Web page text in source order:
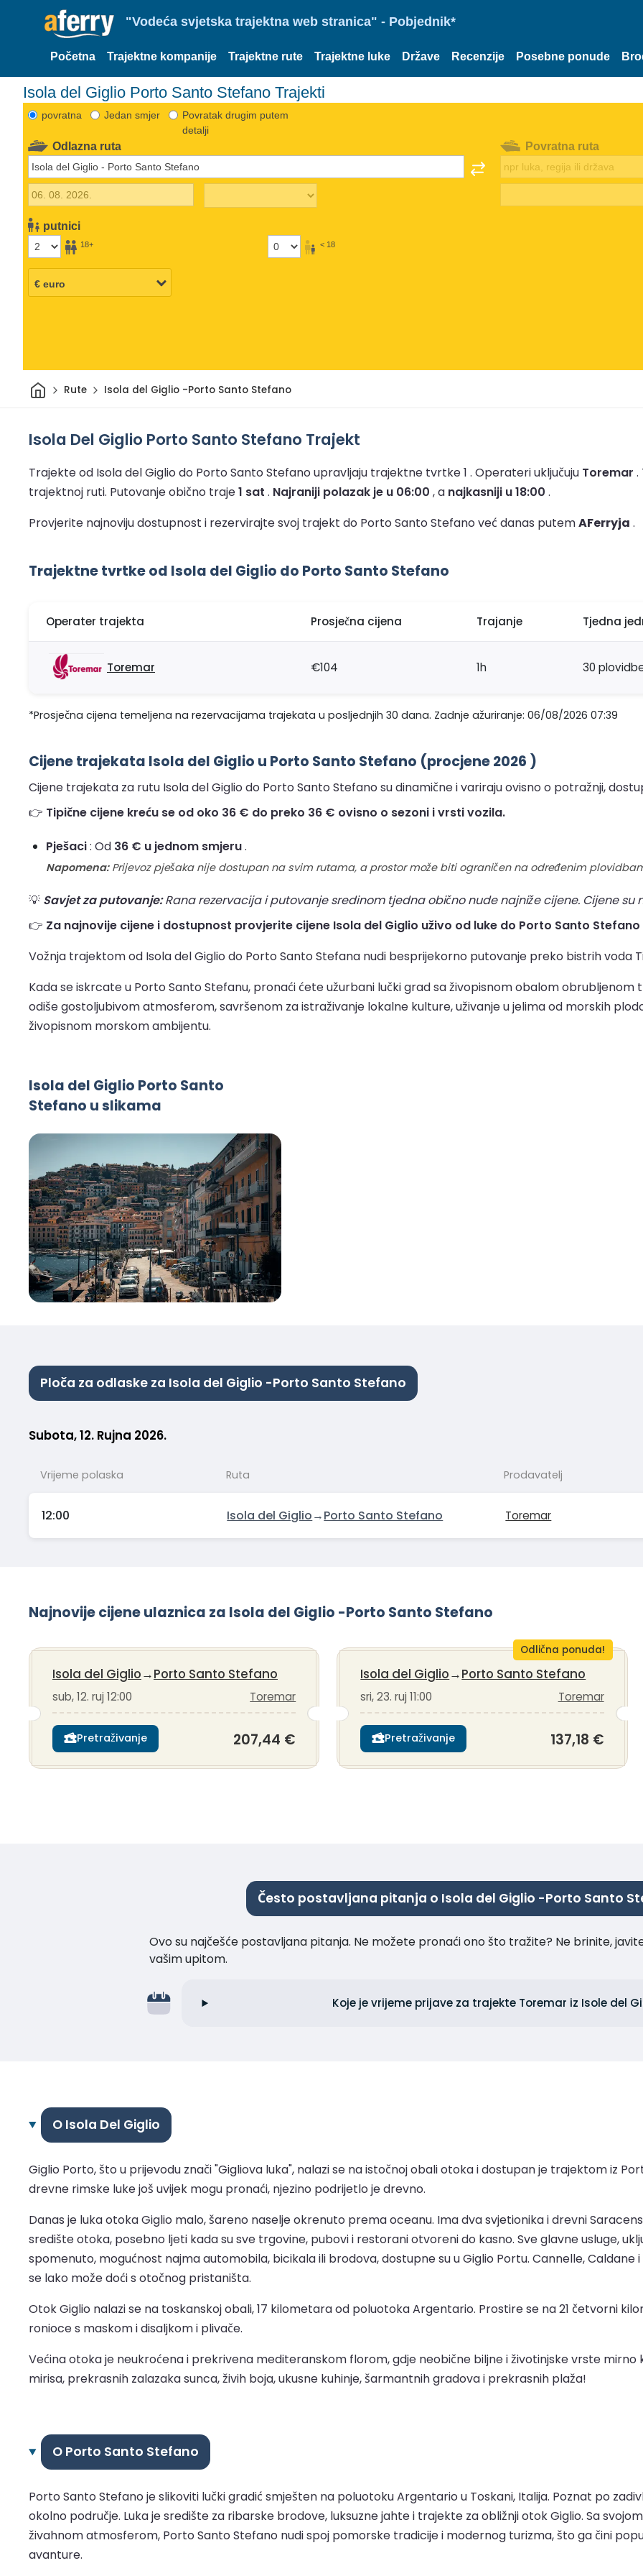
"Vodeća svjetska trajektna web stranica" - Pobjednik*
Početna Trajektne kompanije Trajektne rute Trajektne luke Države Recenzije Posebne ponude
Isola del Giglio Porto Santo Stefano Trajekti
povratna Jedan smjer
Povratak drugim putem
detalji
Odlazna ruta
putnici
18+ < 18
Povratna ruta
DomRute Isola del Giglio -Porto Santo Stefano
Isola Del Giglio Porto Santo Stefano Trajekt
Trajekte od Isola del Giglio do Porto Santo Stefano upravljaju trajektne tvrtke 1 . Operateri uključuju Toremar .
trajektnoj ruti. Putovanje obično traje1 sat . Najraniji polazak je u 06:00 , a najkasniji u 18:00 .
Provjerite najnoviju dostupnost i rezervirajte svoj trajekt do Porto Santo Stefano već danas putemAFerryja .
Trajektne tvrtke od Isola del Giglio do Porto Santo Stefano
Operater trajekta Prosječna cijena Trajanje Tjedna
Toremar €104 1h 30
*Prosječna cijena temeljena na rezervacijama trajekata u posljednjih 30 dana. Zadnje ažuriranje: 06/08/2026 07:39
Cijene trajekata Isola del Giglio u Porto Santo Stefano (procjene 2026 )
Cijene trajekata za rutu Isola del Giglio do Porto Santo Stefano su dinamične i variraju ovisno o potražnji,
👉 Tipične cijene kreću se od oko 36 € do preko 36 € ovisno o sezoni i vrsti vozila.
Pješaci: Od 36 € u jednom smjeru.
Napomena:Prijevoz pješaka nije dostupan na svim rutama, a prostor može biti ograničen na određenim
💡 Savjet za putovanje:Rana rezervacija i putovanje sredinom tjedna obično nude najniže cijene. Cijene su
👉 Za najnovije cijene i dostupnost provjerite cijene Isola del Giglio uživo od luke do Porto Santo Stefano
Vožnja trajektom od Isola del Giglio do Porto Santo Stefana nudi besprijekorno putovanje preko bistrih voda
Kada se iskrcate u Porto Santo Stefanu, pronaći ćete užurbani lučki grad sa živopisnom obalom
odiše gostoljubivom atmosferom, savršenom za istraživanje lokalne kulture, uživanje u jelima od morskih
živopisnom morskom ambijentu.
Isola del Giglio Porto Santo
Stefano u slikama
Ploča za odlaske za Isola del Giglio -Porto Santo Stefano
Subota, 12. Rujna 2026.
Vrijeme polaska Ruta Prodavatelj
12:00 Isola del Giglio→Porto Santo Stefano Toremar
Najnovije cijene ulaznica za Isola del Giglio -Porto Santo Stefano
Isola del Giglio→Porto Santo Stefano
sub, 12. ruj 12:00 Toremar
Pretraživanje 207,44 €
Odlična ponuda!
Isola del Giglio→Porto Santo Stefano
sri, 23. ruj 11:00 Toremar
Pretraživanje 137,18 €
Često postavljana pitanja o Isola del Giglio -Porto Santo
Ovo su najčešće postavljana pitanja. Ne možete pronaći ono što tražite? Ne brinite,
vašim upitom.
Koje je vrijeme prijave za trajekte Toremar iz Isole del
O Isola Del Giglio
Giglio Porto, što u prijevodu znači "Gigliova luka", nalazi se na istočnoj obali otoka i dostupan je trajektom iz
drevne rimske luke još uvijek mogu pronaći, njezino podrijetlo je drevno.
Danas je luka otoka Giglio malo, šareno naselje okrenuto prema oceanu. Ima dva svjetionika i drevni
središte otoka, posebno ljeti kada su sve trgovine, pubovi i restorani otvoreni do kasno. Sve glavne usluge,
spomenuto, mogućnost najma automobila, bicikala ili brodova, dostupne su u Giglio Portu. Cannelle, Caldane
se lako može doći s otočnog pristaništa.
Otok Giglio nalazi se na toskanskoj obali, 17 kilometara od poluotoka Argentario. Prostire se na 21 četvorni
ronioce s maskom i disaljkom i plivače.
Većina otoka je neukroćena i prekrivena mediteranskom florom, gdje neobične biljne i životinjske vrste
mirisa, prekrasnih zalazaka sunca, živih boja, ukusne kuhinje, šarmantnih gradova i prekrasnih plaža!
O Porto Santo Stefano
Porto Santo Stefano je slikoviti lučki gradić smješten na poluotoku Argentario u Toskani, Italija. Poznat po
okolno područje. Luka je središte za ribarske brodove, luksuzne jahte i trajekte za obližnji otok Giglio. Sa
živahnom atmosferom, Porto Santo Stefano nudi spoj pomorske tradicije i modernog turizma, što ga čini
avanture.